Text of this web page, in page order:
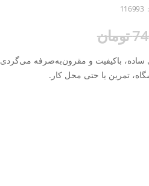
116993
تمرین یا حتی محل کار.
ضدنشت و باز و بسته شدن راحتش
استفاده کنن.
کافی کنار دستت باشه، چه توی ورزش